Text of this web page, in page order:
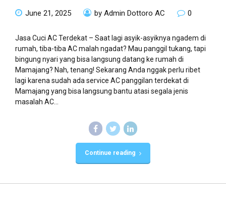
June 21, 2025 by Admin Dottoro AC 0
Jasa Cuci AC Terdekat – Saat lagi asyik-asyiknya ngadem di
rumah, tiba-tiba AC malah ngadat? Mau panggil tukang, tapi
bingung nyari yang bisa langsung datang ke rumah di
Mamajang? Nah, tenang! Sekarang Anda nggak perlu ribet
lagi karena sudah ada service AC panggilan terdekat di
Mamajang yang bisa langsung bantu atasi segala jenis
masalah AC...
Continue reading